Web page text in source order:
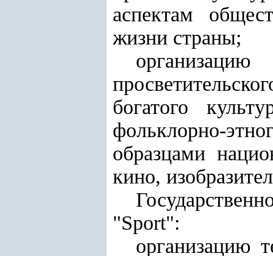
аспектам
жизни страны;
богатого
фольклорно-
образцами
кино,
"Sport":
организацию